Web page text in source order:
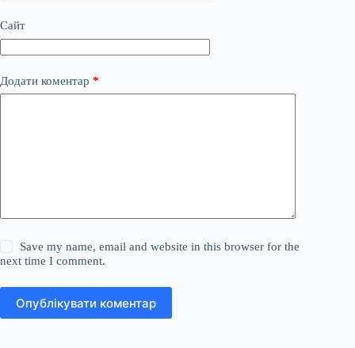
Сайт
Додати коментар *
Save my name, email and website in this browser for the
next time I comment.
Опублікувати коментар